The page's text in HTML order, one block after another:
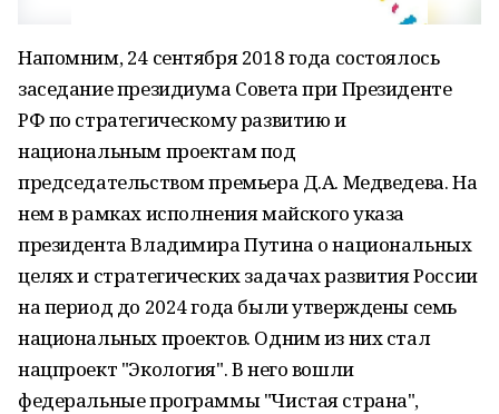
Напомним, 24 сентября 2018 года состоялось
заседание президиума Совета при Президенте
РФ по стратегическому развитию и
национальным проектам под
председательством премьера Д.А. Медведева. На
нем в рамках исполнения майского указа
президента Владимира Путина о национальных
целях и стратегических задачах развития России
на период до 2024 года были утверждены семь
национальных проектов. Одним из них стал
нацпроект "Экология". В него вошли
федеральные программы "Чистая страна",